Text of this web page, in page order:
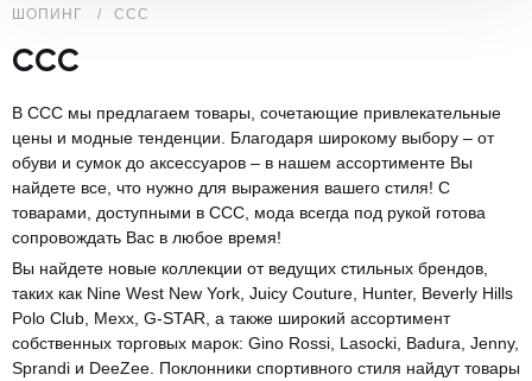
ШОПИНГ CCC
CCC
В CCC мы предлагаем товары, сочетающие привлекательные
цены и модные тенденции. Благодаря широкому выбору – от
обуви и сумок до аксессуаров – в нашем ассортименте Вы
найдете все, что нужно для выражения вашего стиля! С
товарами, доступными в CCC, мода всегда под рукой готова
сопровождать Вас в любое время!
Вы найдете новые коллекции от ведущих стильных брендов,
таких как Nine West New York, Juicy Couture, Hunter, Beverly Hills
Polo Club, Mexx, G-STAR, а также широкий ассортимент
собственных торговых марок: Gino Rossi, Lasocki, Badura, Jenny,
Sprandi и DeeZee. Поклонники спортивного стиля найдут товары